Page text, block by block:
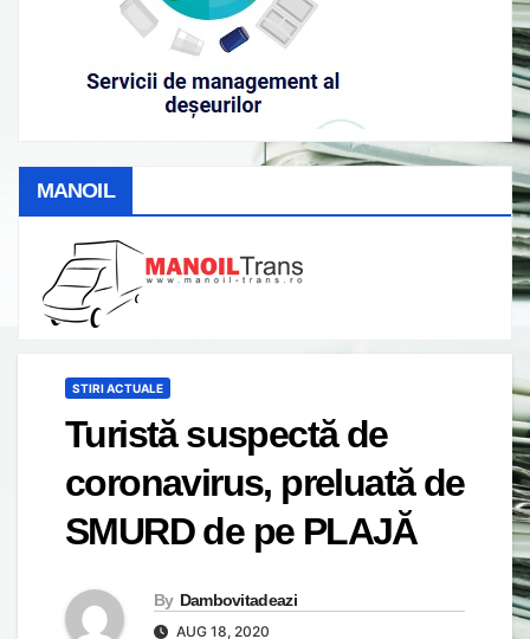
MANOIL
STIRI ACTUALE
Turistă suspectă de
coronavirus, preluată de
SMURD de pe PLAJĂ
By Dambovitadeazi
AUG 18, 2020